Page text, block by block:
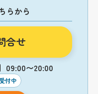
らから
合せ
09:00〜20:00
付中